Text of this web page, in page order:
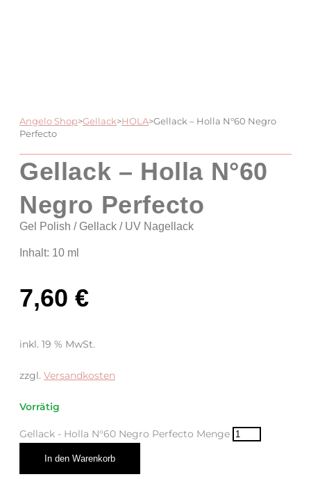
Angelo Shop>Gellack>HOLA>Gellack – Holla N°60 Negro
Perfecto
Gellack – Holla N°60
Negro Perfecto
Gel Polish / Gellack / UV Nagellack
Inhalt: 10 ml
7,60 €
inkl. 19 % MwSt.
zzgl. Versandkosten
Vorrätig
Gellack - Holla N°60 Negro Perfecto Menge
In den Warenkorb